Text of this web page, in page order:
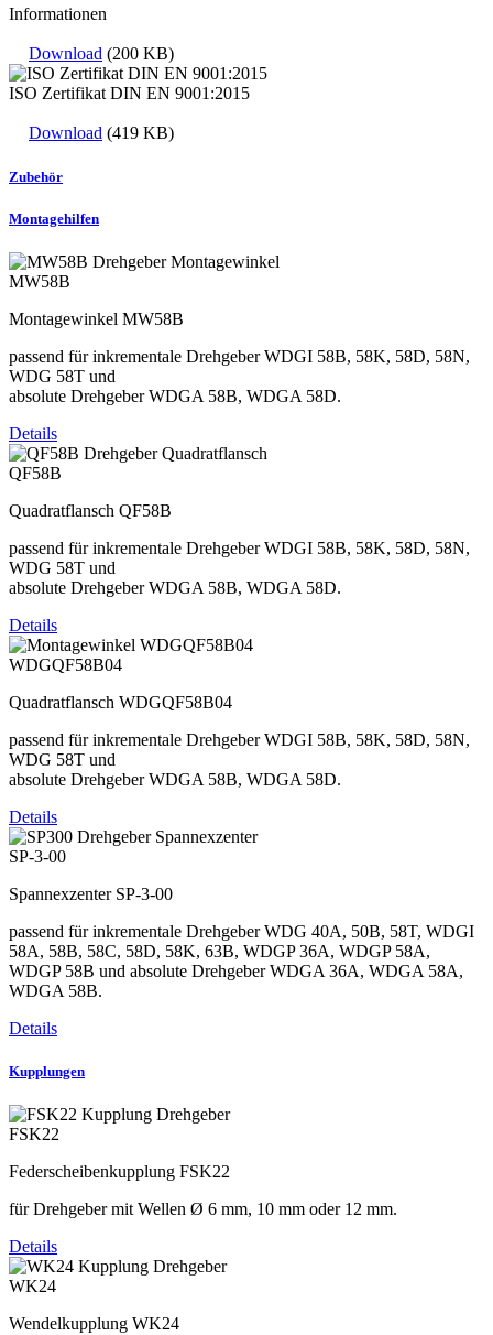
Informationen
Download (200 KB)
ISO Zertifikat DIN EN 9001:2015
Download (419 KB)
Zubehör
Montagehilfen
MW58B
Montagewinkel MW58B
passend für inkrementale Drehgeber WDGI 58B, 58K, 58D, 58N,
WDG 58T und
absolute Drehgeber WDGA 58B, WDGA 58D.
Details
QF58B
Quadratflansch QF58B
passend für inkrementale Drehgeber WDGI 58B, 58K, 58D, 58N,
WDG 58T und
absolute Drehgeber WDGA 58B, WDGA 58D.
Details
WDGQF58B04
Quadratflansch WDGQF58B04
passend für inkrementale Drehgeber WDGI 58B, 58K, 58D, 58N,
WDG 58T und
absolute Drehgeber WDGA 58B, WDGA 58D.
Details
SP-3-00
Spannexzenter SP-3-00
passend für inkrementale Drehgeber WDG 40A, 50B, 58T, WDGI
58A, 58B, 58C, 58D, 58K, 63B, WDGP 36A, WDGP 58A,
WDGP 58B und absolute Drehgeber WDGA 36A, WDGA 58A,
WDGA 58B.
Details
Kupplungen
FSK22
Federscheibenkupplung FSK22
für Drehgeber mit Wellen Ø 6 mm, 10 mm oder 12 mm.
Details
WK24
Wendelkupplung WK24